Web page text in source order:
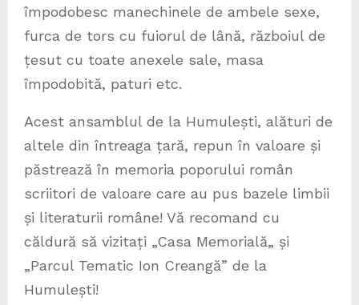
împodobesc manechinele de ambele sexe,
furca de tors cu fuiorul de lână, războiul de
țesut cu toate anexele sale, masa
împodobită, paturi etc.
Acest ansamblul de la Humulești, alături de
altele din întreaga țară, repun în valoare și
păstrează în memoria poporului român
scriitori de valoare care au pus bazele limbii
și literaturii române! Vă recomand cu
căldură să vizitați „Casa Memorială„ și
„Parcul Tematic Ion Creangă” de la
Humulești!